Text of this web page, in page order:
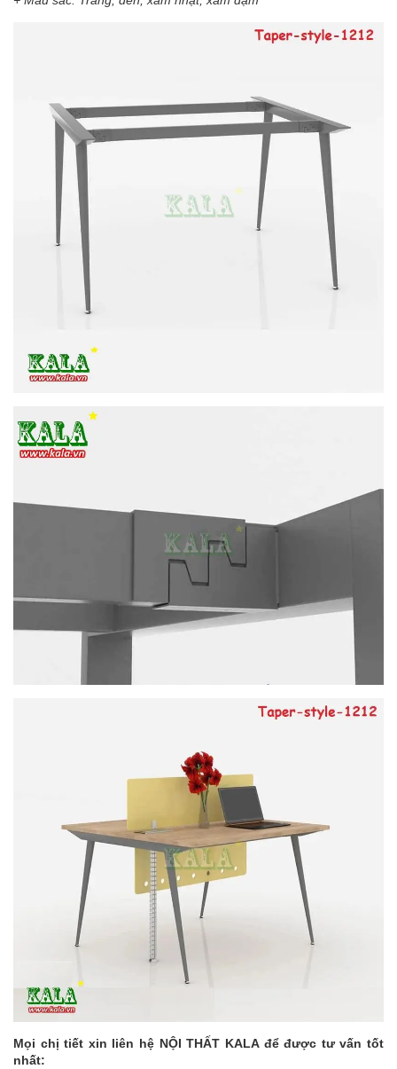
Mọi chị tiết xin liên hệ NỘI THẤT KALA để được tư vấn tốt
nhất: